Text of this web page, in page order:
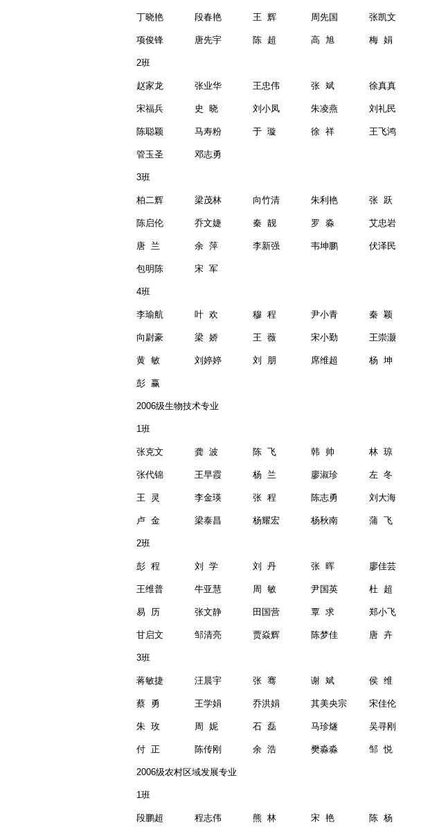
丁晓艳 段春艳 王 辉 周先国 张凯文
项俊锋 唐先宇 陈 超 高 旭 梅 娟
2班
赵家龙 张业华 王忠伟 张 斌 徐真真
宋福兵 史 晓 刘小凤 朱凌燕 刘礼民
陈聪颖 马寿粉 于 璇 徐 祥 王飞鸿
管玉圣 邓志勇
3班
柏二辉 梁茂林 向竹清 朱利艳 张 跃
陈启伦 乔文婕 秦 靓 罗 淼 艾忠岩
唐 兰 余 萍 李新强 韦坤鹏 伏泽民
包明陈 宋 军
4班
李瑜航 叶 欢 穆 程 尹小青 秦 颖
向尉豪 梁 娇 王 薇 宋小勤 王崇灏
黄 敏 刘婷婷 刘 朋 席维超 杨 坤
彭 赢
2006级生物技术专业
1班
张克文 龚 波 陈 飞 韩 帅 林 琼
张代锦 王早霞 杨 兰 廖淑珍 左 冬
王 灵 李金瑛 张 程 陈志勇 刘大海
卢 金 梁泰昌 杨耀宏 杨秋南 蒲 飞
2班
彭 程 刘 学 刘 丹 张 晖 廖佳芸
王维普 牛亚慧 周 敏 尹国英 杜 超
易 历 张文静 田国营 覃 求 郑小飞
甘启文 邹清亮 贾焱辉 陈梦佳 唐 卉
3班
蒋敏捷 汪晨宇 张 骞 谢 斌 侯 维
蔡 勇 王学娟 乔洪娟 其美央宗 宋佳伦
朱 玫 周 妮 石 磊 马珍燧 吴寻刚
付 正 陈传刚 余 浩 樊淼淼 邹 悦
2006级农村区域发展专业
1班
段鹏超 程志伟 熊 林 宋 艳 陈 杨